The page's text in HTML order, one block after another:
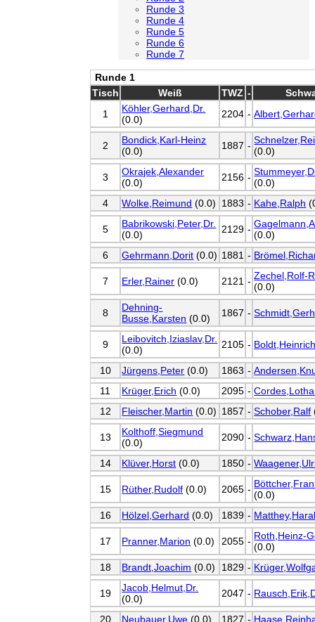
Runde 3
Runde 4
Runde 5
Runde 6
Runde 7
Runde 1
Tisch
Weiß TWZ -
1
Köhler,Gerhard,Dr.
(0.0)
2204 -
2
Bondick,Karl-Heinz
(0.0)
1887 - (0.0)
3
Okrajek,Alexander
(0.0)
2156 - (0.0)
4
Wolke,Reimund (0.0) 1883 - Kahe,Ralph
5
Babrikowski,Peter,Dr.
(0.0)
2129 - (0.0)
6
Gehrmann,Dorit (0.0) 1881 -
7 Erler,Rainer (0.0) 2121 - Zechel,Rolf-
(0.0)
8
Dehning-
Busse,Karsten (0.0) 1867 -
9
Leibovitch,Iziaslav,Dr.
(0.0)
2105 -
10 Jürgens,Peter (0.0) 1863 -
11
Krüger,Erich (0.0) 2095 -
12
Fleischer,Martin (0.0) 1857 - Schober,Ralf
13
Kolthoff,Siegmund
(0.0)
2090 -
14 Klüver,Horst (0.0) 1850 -
15 Rüther,Rudolf (0.0) 2065 - (0.0)
16
Hölzel,Gerhard (0.0) 1839 -
17 Pranner,Marion (0.0) 2055 - Roth,Heinz-
(0.0)
18
Brandt,Joachim (0.0) 1829 -
19
Jacob,Helmut,Dr.
(0.0)
2047 -
20 Neubauer,Uwe (0.0) 1827 -